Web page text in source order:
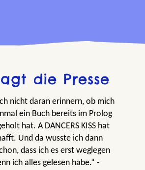
die Presse
nicht daran erinnern, ob mich
ein Buch bereits im Prolog
hat. A DANCERS KISS hat
Und da wusste ich dann
dass ich es erst weglegen
ich alles gelesen habe.“ -